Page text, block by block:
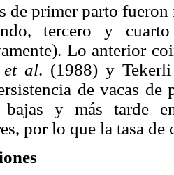
de primer parto
tercero y
Lo anterior
et al. (1988) y
de vacas de
bajas y más tarde
por lo que la tasa de